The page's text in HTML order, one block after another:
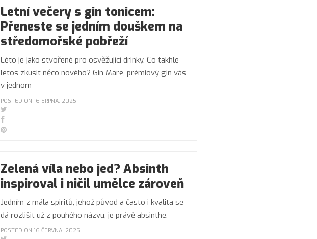
Letní večery s gin tonicem:
Přeneste se jedním douškem na
středomořské pobřeží
Léto je jako stvořené pro osvěžující drinky. Co takhle
letos zkusit něco nového? Gin Mare, prémiový gin vás
v jednom
POSTED ON 16 SRPNA, 2025
Zelená víla nebo jed? Absinth
inspiroval i ničil umělce zároveň
Jedním z mála spiritů, jehož původ a často i kvalita se
dá rozlišit už z pouhého názvu, je právě absinthe.
POSTED ON 16 ČERVNA, 2025